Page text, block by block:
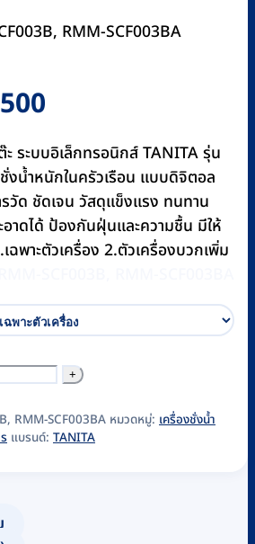
RMM-SCF003BA
ระบบอิเล็กทรอนิกส์ TANITA รุ่น
งน้ำหนักในครัวเรือน แบบดิจิตอล
วัด ชัดเจน วัสดุแข็งแรง ทนทาน
าดได้ ป้องกันฝุ่นและความชื้น มีให้
ฉพาะตัวเครื่อง 2.ตัวเครื่องบวกเพิ่ม
RMM-SCF003BA หมวดหมู่: เครื่องชั่งน้ำ
แบรนด์: TANITA